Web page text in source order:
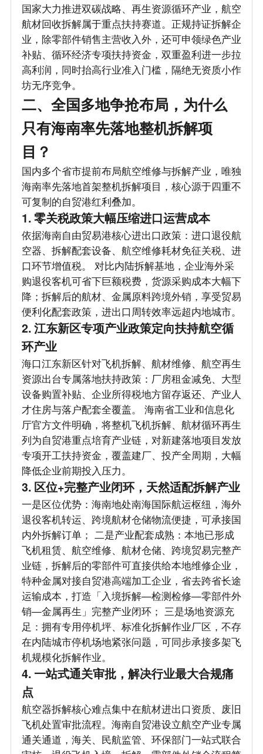
国家大力推进双碳战略、再生资源循环产业，航空
航材回收拆解属于重点扶持赛道。正规持证拆解企
业，除零部件销售主营收入外，还可申领绿色产业
补贴、循环经济专项扶持资金，双重盈利进一步拉
高利润，同时抬高行业准入门槛，隔绝无资质小作
坊无序竞争。
二、全国多地争抢布局，为什么
只有海南率先落地整机拆解项
目？
国内多个省市提前布局航空维修与拆解产业，唯独
海南率先落地首架整机拆解项目，核心源于四重不
可复制的自贸港红利叠加。
1. 零关税政策大幅压缩进口运营成本
依据海南自由贸易港核心进出口政策：进口退役航
空器、拆解配套设备、航空维修耗材免征关税、进
口环节增值税。 对比内陆拆解基地，企业海外采
购退役客机可省下巨额税费，货源采购成本大幅下
降；拆解后的航材、金属原料跨境外销，享受贸易
便利化配套政策，进出口周转效率远超内地城市。
2. 江东新区专项产业政策定向扶持航空循
环产业
海口江东新区针对飞机拆解、航材维修、航空再生
资源出台专属落地扶持政策：厂房租金减免、大型
设备购置补贴、企业所得税地方留存返还、产业人
才住房与落户配套全覆盖。 海南省工业和信息化
厅官方文件明确，将整机飞机拆解、航材循环再生
列为自贸港重点培育产业链，对新建落地项目发放
专项开工扶持资金，覆盖建厂、投产全周期，大幅
降低企业前期投入压力。
3. 区位+完整产业闭环，天然适配拆解产业
一是区位优势：海南地处南海国际航运枢纽，海外
退役客机转运、跨境航材仓储物流便捷，可承接国
内外拆解订单； 二是产业配套成熟：本地已形成
飞机租赁、航空维修、航材仓储、跨境贸易完整产
业链，拆解后的零部件可直接供给本地维修企业，
特种金属对接自贸港高端加工企业，省去跨省长途
运输成本，打造「入境拆解—检测检修—零部件外
销—金属再生」完整产业闭环； 三是场地资源充
足：拥有专用停机坪、标准化拆解作业厂区，不存
在内陆城市停机场地紧张问题，可同步承接多架飞
机规模化拆解作业。
4. 一站式通关审批，解决行业最大合规痛
点
航空器拆解核心难点集中在航材进出口资质、废旧
飞机处置审批流程。海南自贸港设立航空产业专属
通关通道，海关、民航监管、环保部门一站式联合